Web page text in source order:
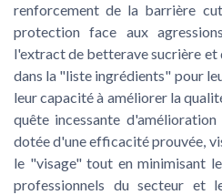
renforcement de la barrière
protection face aux
l'extract de betterave sucrière
dans la "liste ingrédients" pour
leur capacité à améliorer la
quête incessante
dotée d'une efficacité prouvée,
le "visage" tout en minimisant
professionnels du secteur et